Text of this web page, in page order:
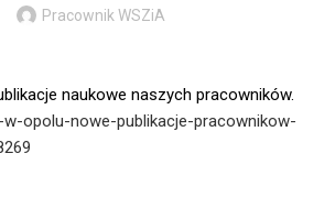
Pracownik WSZiA
naukowe naszych pracowników.
opolu-nowe-publikacje-pracownikow-